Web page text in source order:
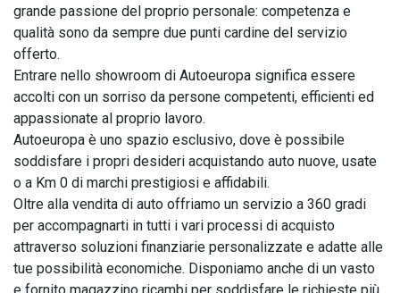
grande passione del proprio personale: competenza e
qualità sono da sempre due punti cardine del servizio
offerto.
Entrare nello showroom di Autoeuropa significa essere
accolti con un sorriso da persone competenti, efficienti ed
appassionate al proprio lavoro.
Autoeuropa è uno spazio esclusivo, dove è possibile
soddisfare i propri desideri acquistando auto nuove, usate
o a Km 0 di marchi prestigiosi e affidabili.
Oltre alla vendita di auto offriamo un servizio a 360 gradi
per accompagnarti in tutti i vari processi di acquisto
attraverso soluzioni finanziarie personalizzate e adatte alle
tue possibilità economiche. Disponiamo anche di un vasto